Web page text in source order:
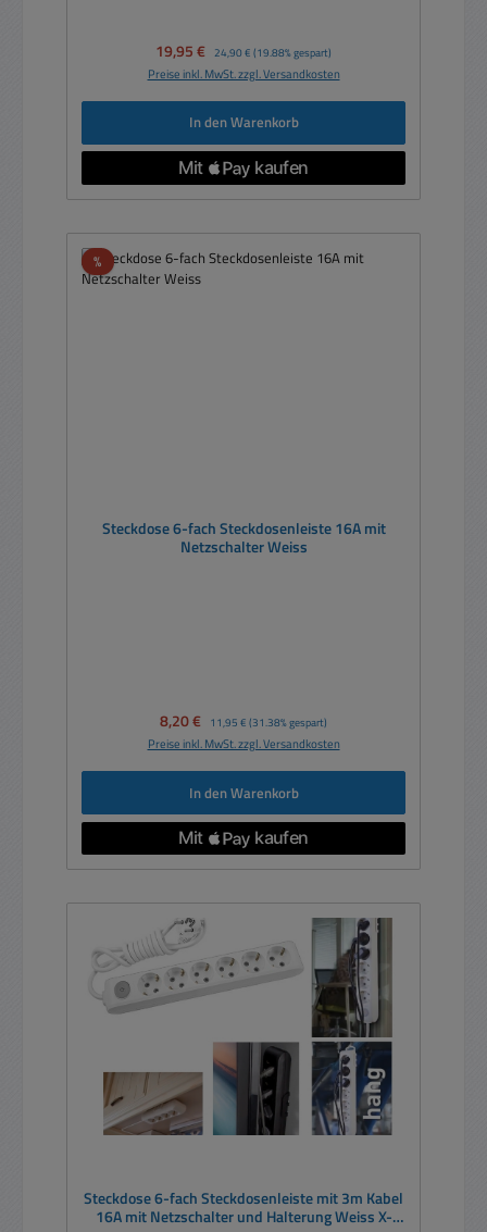
Verkaufspreis:
19,95 € Regulärer Preis:
24,90 € (19.88% gespart)
Preise inkl. MwSt. zzgl. Versandkosten
In den Warenkorb
%Rabatt
Steckdose 6-fach Steckdosenleiste 16A mit
Netzschalter Weiss
Verkaufspreis:
8,20 € Regulärer Preis:
11,95 € (31.38% gespart)
Preise inkl. MwSt. zzgl. Versandkosten
In den Warenkorb
Steckdose 6-fach Steckdosenleiste mit 3m Kabel
16A mit Netzschalter und Halterung Weiss X-